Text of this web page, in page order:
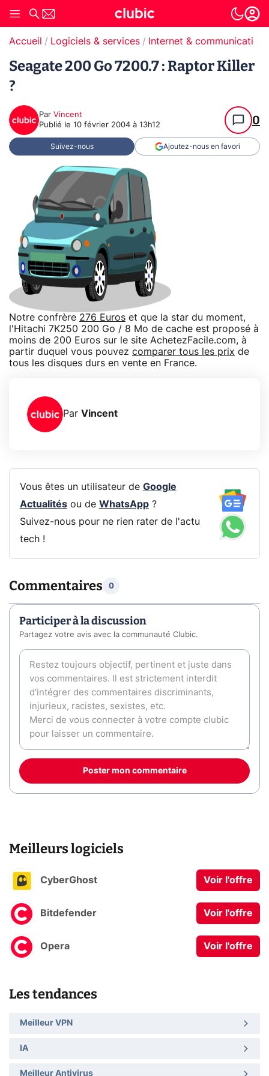
Accueil Logiciels & services Internet & communication
Seagate 200 Go 7200.7 : Raptor Killer
?
Par Vincent
Publié le 10 février 2004 à 13h12 0
Suivez-nous Ajoutez-nous en favori
Notre confrère 276 Euros et que la star du moment,
l'Hitachi 7K250 200 Go / 8 Mo de cache est proposé à
moins de 200 Euros sur le site AchetezFacile.com, à
partir duquel vous pouvez comparer tous les prix de
tous les disques durs en vente en France.
Par Vincent
Vous êtes un utilisateur de Google
Actualitésou de WhatsApp?
Suivez-nous pour ne rien rater de l'actu
tech !
Commentaires 0
Participer à la discussion
Partagez votre avis avec la communauté Clubic.
Poster mon commentaire
Meilleurs logiciels
CyberGhost Voir l'offre
Bitdefender Voir l'offre
Opera Voir l'offre
Les tendances
Meilleur VPN
IA
Meilleur Antivirus